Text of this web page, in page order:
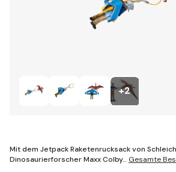
+2
Mit dem Jetpack Raketenrucksack von
Dinosaurierforscher Maxx Colby… Gesamte